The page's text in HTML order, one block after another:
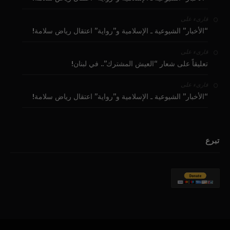
قارىء على
“الأخبار” الشيوعية ـ الإسلامية و”رواية” اعتقال رياض سلامة!
قارىء على
تعليقاً على شعار “العيش المشترك”.. في لبنان!
قارىء على
“الأخبار” الشيوعية ـ الإسلامية و”رواية” اعتقال رياض سلامة!
تبرع